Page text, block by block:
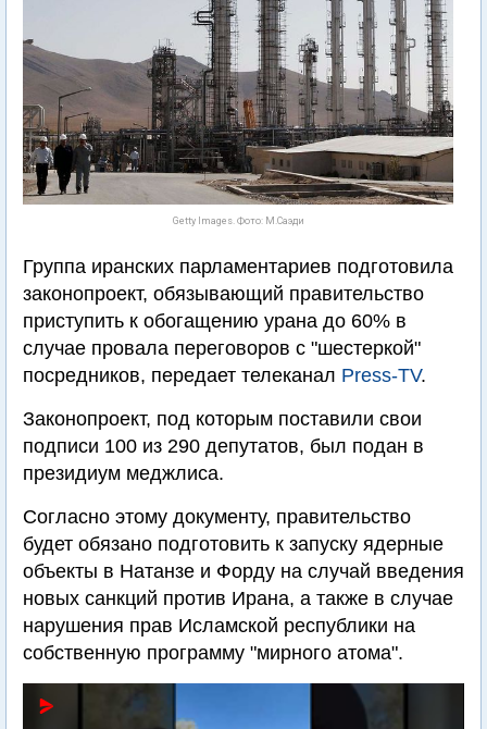
Getty Images. Фото: М.Саэди
Группа иранских парламентариев подготовила
законопроект, обязывающий правительство
приступить к обогащению урана до 60% в
случае провала переговоров с "шестеркой"
посредников, передает телеканал Press-TV.
Законопроект, под которым поставили свои
подписи 100 из 290 депутатов, был подан в
президиум меджлиса.
Согласно этому документу, правительство
будет обязано подготовить к запуску ядерные
объекты в Натанзе и Форду на случай введения
новых санкций против Ирана, а также в случае
нарушения прав Исламской республики на
собственную программу "мирного атома".